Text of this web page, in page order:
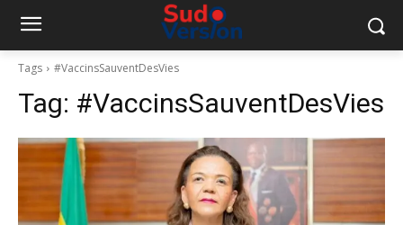
Tags #VaccinsSauventDesVies
Tag: #VaccinsSauventDesVies